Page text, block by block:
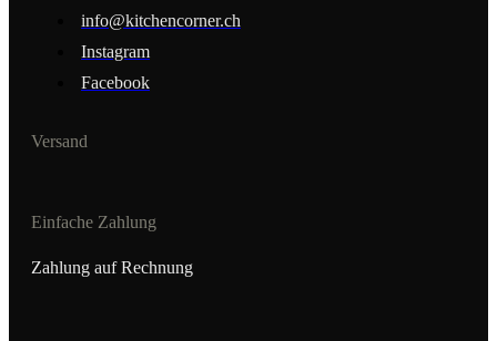
info@kitchencorner.ch
Instagram
Facebook
Versand
Einfache Zahlung
Zahlung auf Rechnung